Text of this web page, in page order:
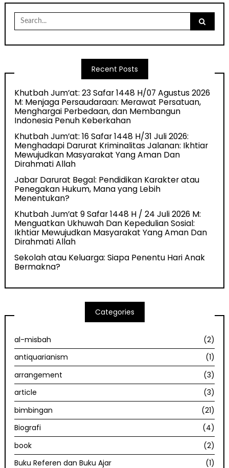
Search
for:
Recent Posts
Khutbah Jum’at: 23 Safar 1448 H/07 Agustus 2026
M: Menjaga Persaudaraan: Merawat Persatuan,
Menghargai Perbedaan, dan Membangun
Indonesia Penuh Keberkahan
Khutbah Jum’at: 16 Safar 1448 H/31 Juli 2026:
Menghadapi Darurat Kriminalitas Jalanan: Ikhtiar
Mewujudkan Masyarakat Yang Aman Dan
Dirahmati Allah
Jabar Darurat Begal: Pendidikan Karakter atau
Penegakan Hukum, Mana yang Lebih
Menentukan?
Khutbah Jum’at 9 Safar 1448 H / 24 Juli 2026 M:
Menguatkan Ukhuwah Dan Kepedulian Sosial:
Ikhtiar Mewujudkan Masyarakat Yang Aman Dan
Dirahmati Allah
Sekolah atau Keluarga: Siapa Penentu Hari Anak
Bermakna?
Categories
al-misbah
(2)
antiquarianism
(1)
arrangement
(3)
article
(3)
bimbingan
(21)
Biografi
(4)
book
(2)
Buku Referen dan Buku Ajar
(1)